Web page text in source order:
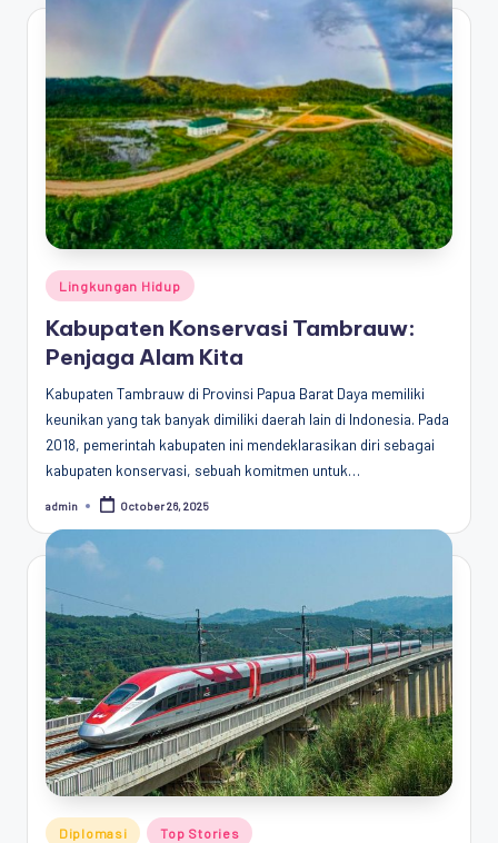
Posted
in
Lingkungan Hidup
Kabupaten Konservasi Tambrauw:
Penjaga Alam Kita
Kabupaten Tambrauw di Provinsi Papua Barat Daya memiliki
keunikan yang tak banyak dimiliki daerah lain di Indonesia. Pada
2018, pemerintah kabupaten ini mendeklarasikan diri sebagai
kabupaten konservasi, sebuah komitmen untuk…
Posted
admin October 26, 2025
Posted
Diplomasi Top Stories